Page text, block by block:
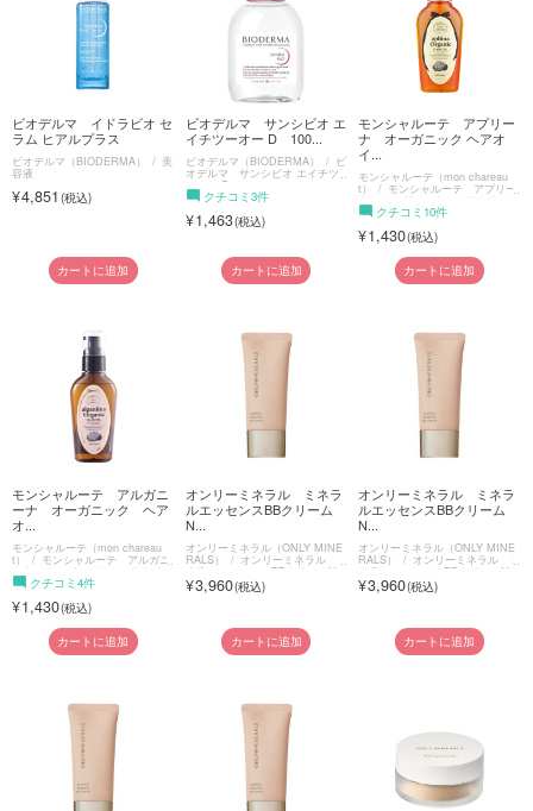
ご利用ガイド
ビオデルマ イドラビオ セ
ラム ヒアルプラス
ビオデルマ（BIODERMA） 美
容液
4,851
カートに追加
ビオデルマ サンシビオ エ
イチツーオー D 100...
ビオデルマ（BIODERMA） ビ
オデルマ サンシビオ エイチツ
ーオー D
クチコミ3件
1,463
カートに追加
モンシャルーテ アプリー
ナ オーガニック ヘアオ
イ...
モンシャルーテ（mon chareau
t） モンシャルーテ アプリー
ナ オーガニック ヘアオイル
クチコミ10件
1,430
カートに追加
モンシャルーテ アルガニ
ーナ オーガニック ヘア
オ...
モンシャルーテ（mon chareau
t） モンシャルーテ アルガニ
ーナ オーガニック ヘアオイル
クチコミ4件
1,430
カートに追加
オンリーミネラル ミネラ
ルエッセンスBBクリーム
N...
オンリーミネラル（ONLY MINE
RALS） オンリーミネラル ミ
ネラルエッセンスBBクリームN
3,960
カートに追加
オンリーミネラル ミネラ
ルエッセンスBBクリーム
N...
オンリーミネラル（ONLY MINE
RALS） オンリーミネラル ミ
ネラルエッセンスBBクリームN
3,960
カートに追加